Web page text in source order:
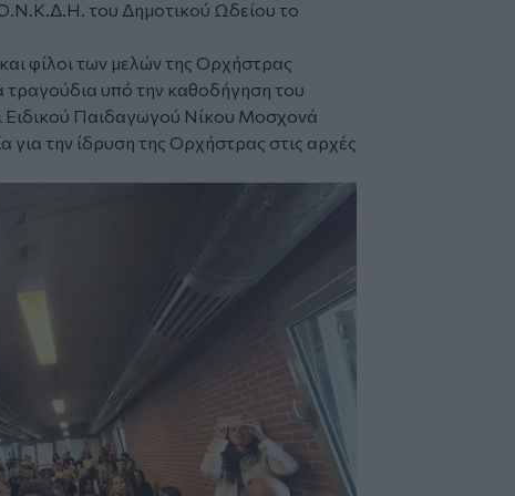
του Δημοτικού Ωδείου το
φίλοι των μελών της Ορχήστρας
υπό την καθοδήγηση του
Ειδικού Παιδαγωγού Νίκου Μοσχονά
για την ίδρυση της Ορχήστρας στις αρχές